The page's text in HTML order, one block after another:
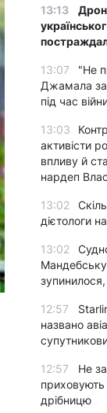
13:13
Дрон
13:07
"Не
Джамала
під час
13:03
активісти
впливу й
нардеп
13:02
дієтологи
13:02
12:57
названо
12:57
Не
дрібницю